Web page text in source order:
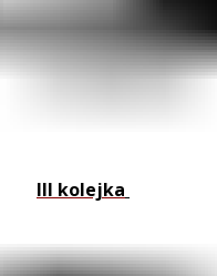
III kolejka